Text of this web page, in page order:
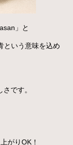
」と
いう意味を込め
です。
がりOK！